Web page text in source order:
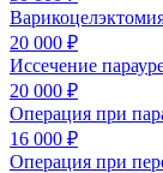
20 000 ₽
Иссечение
20 000 ₽
Операция при
16 000 ₽
Операция при